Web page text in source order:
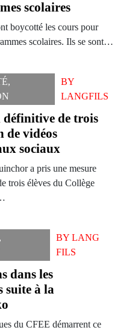
scolaires
boycotté les cours pour
scolaires. Ils se sont…
,
BY
LANGFILS
de trois
de vidéos
sociaux
a pris une mesure
trois élèves du Collège
,
BYLANG
FILS
dans les
suite à la
du CFEE démarrent ce